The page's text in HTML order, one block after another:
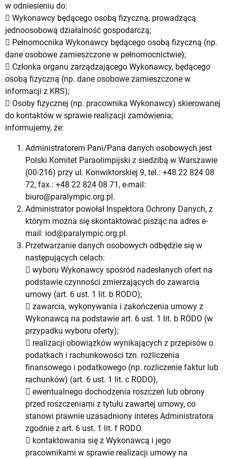
w odniesieniu do:
 Wykonawcy będącego osobą fizyczną, prowadzącą
jednoosobową działalność gospodarczą;
 Pełnomocnika Wykonawcy będącego osobą fizyczną (np.
dane osobowe zamieszczone w pełnomocnictwie);
 Członka organu zarządzającego Wykonawcy, będącego
osobą fizyczną (np. dane osobowe zamieszczone w
informacji z KRS);
 Osoby fizycznej (np. pracownika Wykonawcy) skierowanej
do kontaktów w sprawie realizacji zamówienia;
informujemy, że:
Administratorem Pani/Pana danych osobowych jest
Polski Komitet Paraolimpijski z siedzibą w Warszawie
(00-216) przy ul. Konwiktorskiej 9, tel.: +48 22 824 08
72, fax.: +48 22 824 08 71, e-mail:
biuro@paralympic.org.pl.
Administrator powołał Inspektora Ochrony Danych, z
którym można się skontaktować pisząc na adres e-
mail: iod@paralympic.org.pl.
Przetwarzanie danych osobowych odbędzie się w
następujących celach:
 wyboru Wykonawcy spośród nadesłanych ofert na
podstawie czynności zmierzających do zawarcia
umowy (art. 6 ust. 1 lit. b RODO);
 zawarcia, wykonywania i zakończenia umowy z
Wykonawcą na podstawie art. 6 ust. 1 lit. b RODO (w
przypadku wyboru oferty);
 realizacji obowiązków wynikających z przepisów o
podatkach i rachunkowości tzn. rozliczenia
finansowego i podatkowego (np. rozliczenie faktur lub
rachunków) (art. 6 ust. 1 lit. c RODO),
 ewentualnego dochodzenia roszczeń lub obrony
przed roszczeniami z tytułu zawartej umowy, co
stanowi prawnie uzasadniony interes Administratora
zgodnie z art. 6 ust. 1 lit. f RODO.
 kontaktowania się z Wykonawcą i jego
pracownikami w sprawie realizacji umowy na